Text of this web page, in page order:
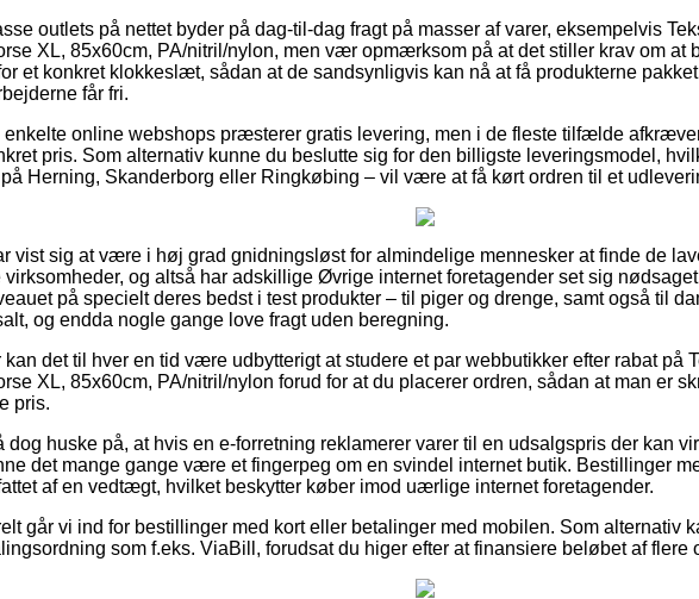
outlets på nettet byder på dag-til-dag fragt på masser af varer, eksempelvis
XL, 85x60cm, PA/nitril/nylon, men vær opmærksom på at det stiller krav om at
et konkret klokkeslæt, sådan at de sandsynligvis kan nå at få produkterne
får fri.
enkelte online webshops præsterer gratis levering, men i de fleste tilfælde
pris. Som alternativ kunne du beslutte sig for den billigste leveringsmodel,
Herning, Skanderborg eller Ringkøbing – vil være at få kørt ordren til et
vist sig at være i høj grad gnidningsløst for almindelige mennesker at finde de
virksomheder, og altså har adskillige Øvrige internet foretagender set sig
på specielt deres bedst i test produkter – til piger og drenge, samt også til
og endda nogle gange love fragt uden beregning.
kan det til hver en tid være udbytterigt at studere et par webbutikker efter rabat på
XL, 85x60cm, PA/nitril/nylon forud for at du placerer ordren, sådan at man er
pris.
dog huske på, at hvis en e-forretning reklamerer varer til en udsalgspris der kan
det mange gange være et fingerpeg om en svindel internet butik. Bestillinger
af en vedtægt, hvilket beskytter køber imod uærlige internet foretagender.
går vi ind for bestillinger med kort eller betalinger med mobilen. Som alternativ
som f.eks. ViaBill, forudsat du higer efter at finansiere beløbet af flere